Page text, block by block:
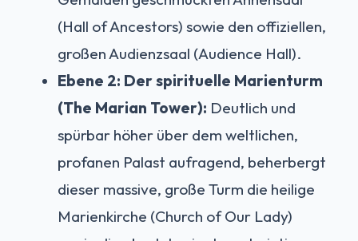
(Hall of Ancestors) sowie den offiziellen,
großen Audienzsaal (Audience Hall).
Ebene 2: Der spirituelle Marienturm
(The Marian Tower): Deutlich und
spürbar höher über dem weltlichen,
profanen Palast aufragend, beherbergt
dieser massive, große Turm die heilige
Marienkirche (Church of Our Lady)